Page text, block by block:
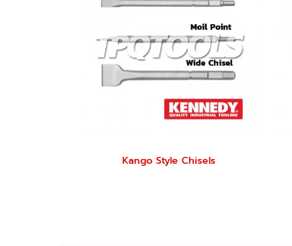
Kango Style Chisels